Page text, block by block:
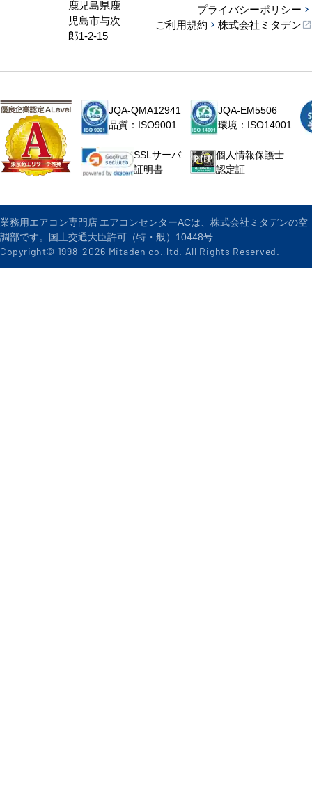
鹿児島県鹿
児島市与次
郎1-2-15
プライバシーポリシー
ご利用規約
株式会社ミタデン
JQA-QMA12941
品質：ISO9001
JQA-EM5506
環境：ISO14001
SSLサーバ
証明書
個人情報保護士
認定証
業務用エアコン専門店 エアコンセンターACは、株式会社ミタデンの空
調部です。国土交通大臣許可（特・般）10448号
Copyright© 1998-2026 Mitaden co.,ltd. All Rights Reserved.